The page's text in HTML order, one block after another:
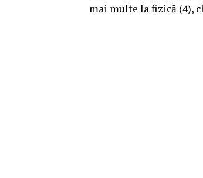
mai multe la fizică (4),